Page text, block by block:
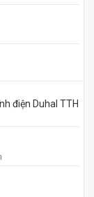
điện Duhal TTH